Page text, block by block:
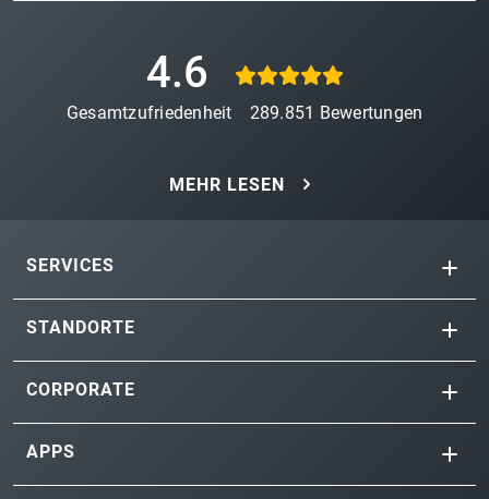
4.6
Gesamtzufriedenheit 289.851 Bewertungen
MEHR LESEN
SERVICES
STANDORTE
CORPORATE
APPS